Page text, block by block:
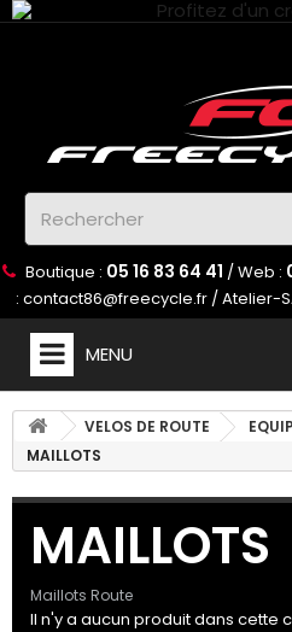
Boutique : 05 16 83 64 41 / Web :
: contact86@freecycle.fr/ Atelier-
MENU
VELOS DE ROUTE
MAILLOTS
MAILLOTS
Maillots Route
Il n'y a aucun produit dans cette